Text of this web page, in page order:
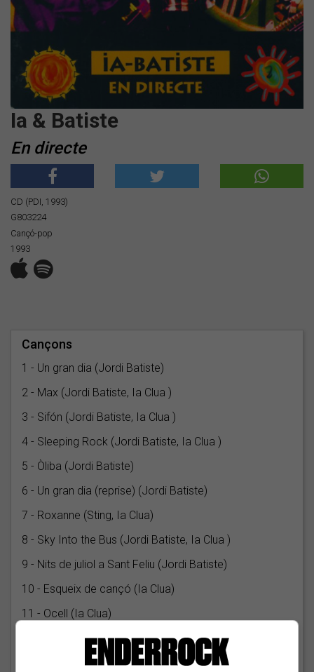
Ia & Batiste
En directe
CD (PDI, 1993)
G803224
Cançó-pop
1993
Cançons
1 - Un gran dia (Jordi Batiste)
2 - Max (Jordi Batiste, Ia Clua )
3 - Sifón (Jordi Batiste, Ia Clua )
4 - Sleeping Rock (Jordi Batiste, Ia Clua )
5 - Òliba (Jordi Batiste)
6 - Un gran dia (reprise) (Jordi Batiste)
7 - Roxanne (Sting, Ia Clua)
8 - Sky Into the Bus (Jordi Batiste, Ia Clua )
9 - Nits de juliol a Sant Feliu (Jordi Batiste)
10 - Esqueix de cançó (Ia Clua)
11 - Ocell (Ia Clua)
12 - Aeronaus (Jordi Batiste)
13 - Bon dia lluna (Ia Clua)